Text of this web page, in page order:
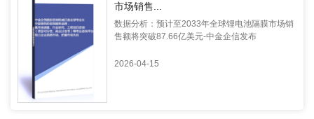
市场销售...
数据分析：预计至2033年全球锂电池隔膜市场销
售额将突破87.66亿美元-中金企信发布
2026-04-15